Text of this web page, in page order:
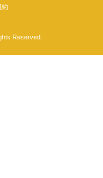
約
Reserved.